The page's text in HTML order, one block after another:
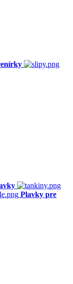
Plavky pre